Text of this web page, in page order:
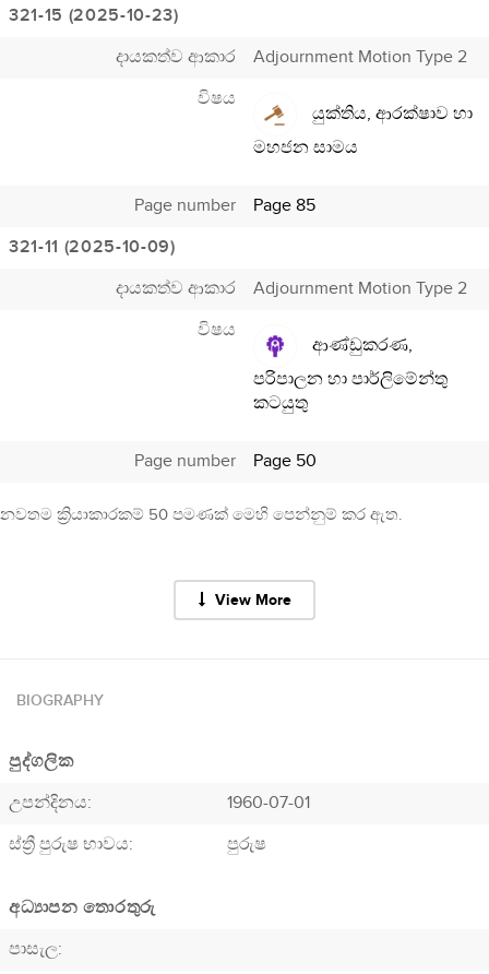
321-15 (2025-10-23)
දායකත්ව ආකාර
Adjournment Motion Type 2
විෂය
යුක්තිය, ආරක්ෂාව හා
මහජන සාමය
Page number
Page 85
321-11 (2025-10-09)
දායකත්ව ආකාර
Adjournment Motion Type 2
විෂය
ආණ්ඩුකරණ,
පරිපාලන හා පාර්ලිමේන්තු
කටයුතු
Page number Page 50
නවතම ක්‍රියාකාරකම් 50 පමණක් මෙහි පෙන්නුම් කර ඇත.
View More
BIOGRAPHY
පුද්ගලික
උපන්දිනය:
1960-07-01
ස්ත්‍රී පුරුෂ භාවය:
පුරුෂ
අධ්‍යාපන තොරතුරු
පාසැල: